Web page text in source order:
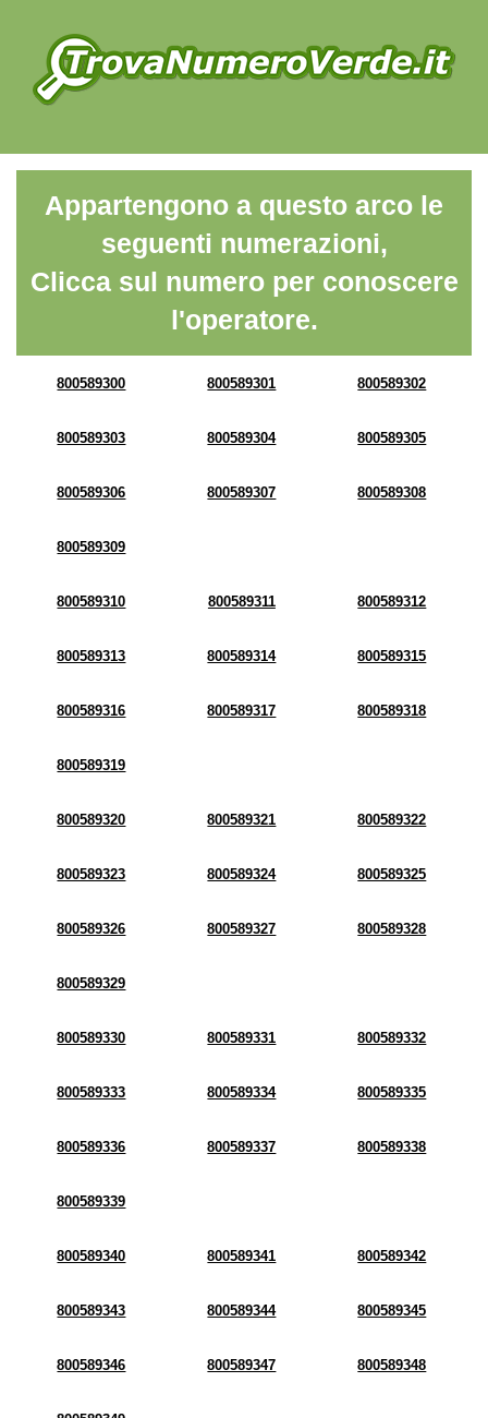
Appartengono a questo arco le
seguenti numerazioni,
Clicca sul numero per conoscere
l'operatore.
800589300 800589301 800589302
800589303 800589304 800589305
800589306 800589307 800589308
800589309
800589310 800589311 800589312
800589313 800589314 800589315
800589316 800589317 800589318
800589319
800589320 800589321 800589322
800589323 800589324 800589325
800589326 800589327 800589328
800589329
800589330 800589331 800589332
800589333 800589334 800589335
800589336 800589337 800589338
800589339
800589340 800589341 800589342
800589343 800589344 800589345
800589346 800589347 800589348